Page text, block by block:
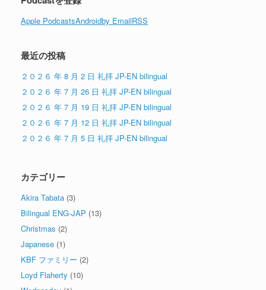
Apple PodcastsAndroidby EmailRSS
最近の投稿
２０２６ 年 8 月 2 日 礼拝 JP-EN bilingual
２０２６ 年 7 月 26 日 礼拝 JP-EN bilingual
２０２６ 年 7 月 19 日 礼拝 JP-EN bilingual
２０２６ 年 7 月 12 日 礼拝 JP-EN bilingual
２０２６ 年 7 月 5 日 礼拝 JP-EN bilingual
カテゴリー
Akira Tabata (3)
Bilingual ENG-JAP (13)
Christmas (2)
Japanese (1)
KBF ファミリー (2)
Loyd Flaherty (10)